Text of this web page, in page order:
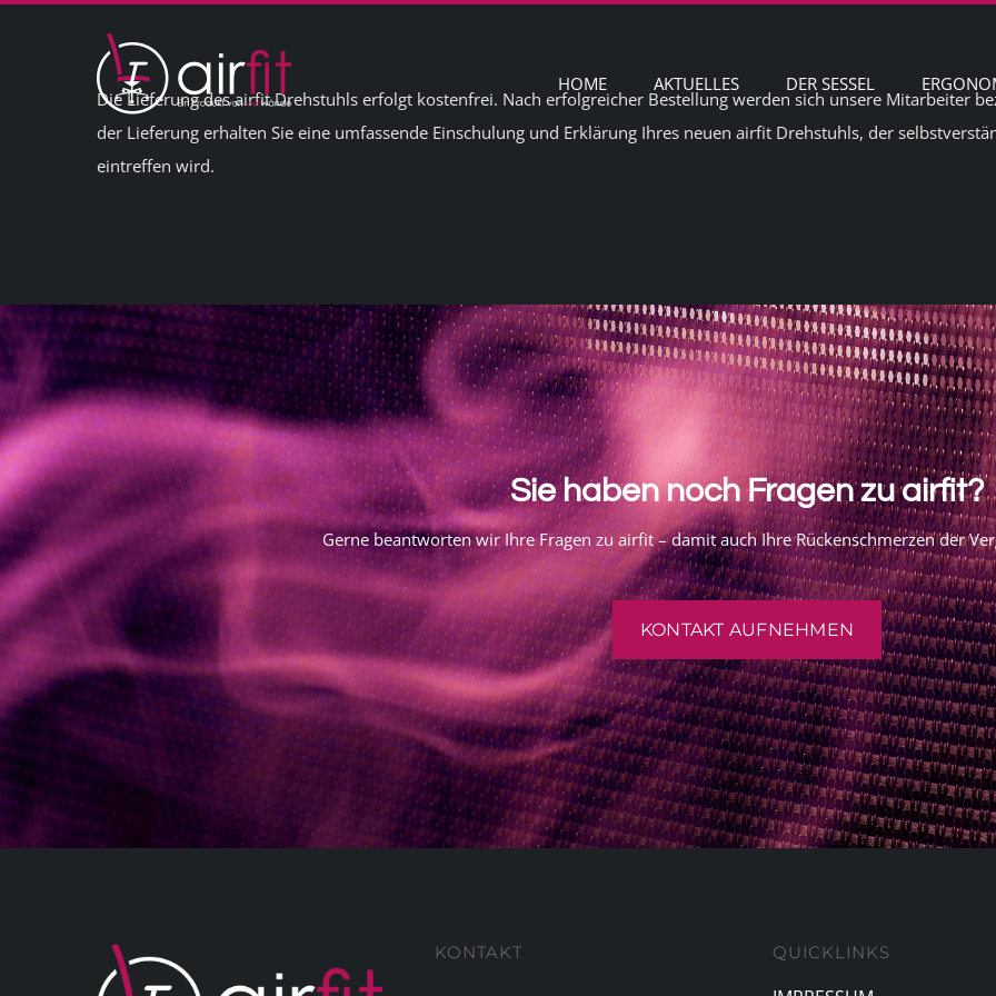
HOME AKTUELLES DER SESSEL
Die Lieferung des airfit Drehstuhls erfolgt kostenfrei. Nach erfolgreicher Bestellung werden sich unsere Mitarbeiter
der Lieferung erhalten Sie eine umfassende Einschulung und Erklärung Ihres neuen airfit Drehstuhls, der
eintreffen wird.
Sie haben noch Fragen zu airfit?
Gerne beantworten wir Ihre Fragen zu airfit – damit auch Ihre Rückenschmerzen der
KONTAKT AUFNEHMEN
KONTAKT QUICKLINKS